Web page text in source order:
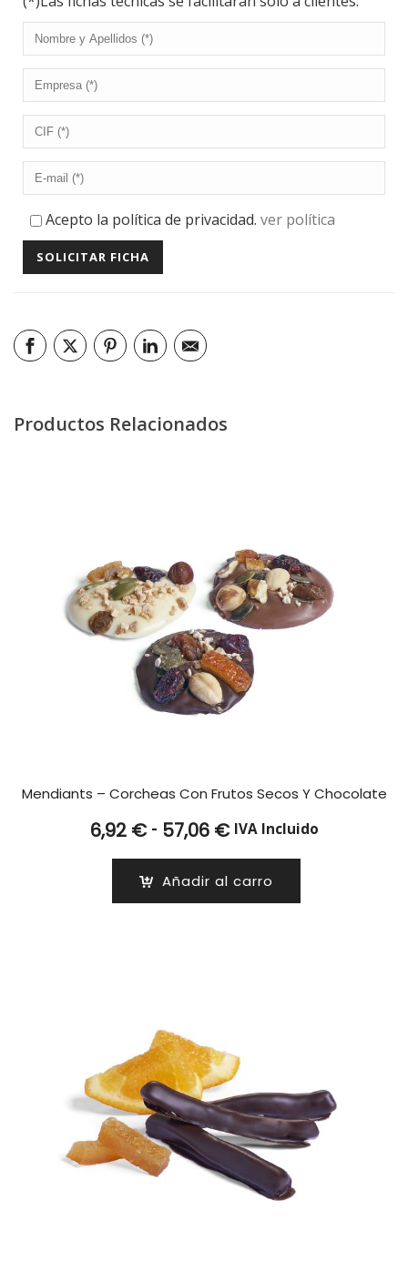
Acepto la política de privacidad. ver política
Productos Relacionados
Mendiants – Corcheas Con Frutos Secos Y Chocolate
6,92 € - 57,06 €Rango
desde
IVA Incluido
Añadir al carro